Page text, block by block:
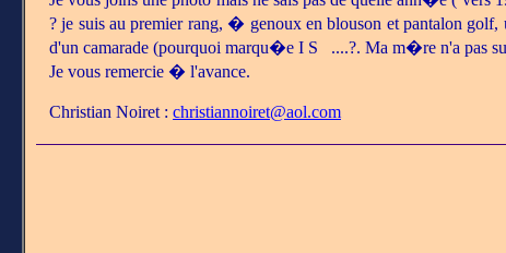
? je suis au premier rang, � genoux en blouson et pantalon golf,
d'un camarade (pourquoi marqu�e I S ....?. Ma m�re n'a pas
Je vous remercie � l'avance.
Christian Noiret : christiannoiret@aol.com